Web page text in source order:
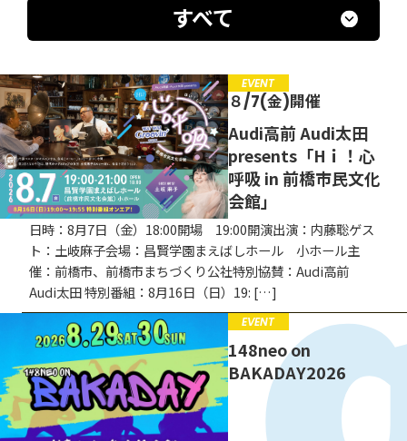
12:49
リョースケ☆セキの聴いて
くれナイカ!?
リョースケ☆セキ
12:49
12:52
お天気情報
12:52
12:55
FM GUNMA POWER PLAY
12:55
13:00
日典ラサのライフシステム
プレゼンツ ENDING SONG
黒川萌々乃
13:00
13:30
リョースケ☆セキの聴いて
くれナイカ!?
リョースケ☆セキ
募集中
EVENT
CAMPAIGN
お知らせ
EVENT
８/7(金)開催
Audi高前 Audi太田
presents「Hｉ！心
呼吸 in 前橋市民文化
会館」
日時：8月7日（金）18:00開場 19:00開演出演：内藤聡ゲス
ト：土岐麻子会場：昌賢学園まえばしホール 小ホール主
催：前橋市、前橋市まちづくり公社特別協賛：Audi高前
Audi太田 特別番組：8月16日（日）19: […]
EVENT
148neo on
BAKADAY2026